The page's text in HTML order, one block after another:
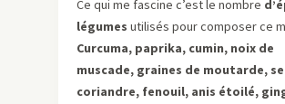
Ce qui me fascine c’est le nombre
légumes utilisés pour composer ce
Curcuma, paprika, cumin, noix de
muscade, graines de moutarde,
coriandre, fenouil, anis étoilé,